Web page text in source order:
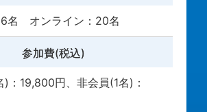
名 オンライン：20名
参加費(税込)
)：19,800円、非会員(1名)：